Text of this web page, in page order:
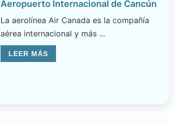
Aeropuerto Internacional de Cancún
La aerolínea Air Canada es la compañía
aérea internacional y más ...
LEER MÁS